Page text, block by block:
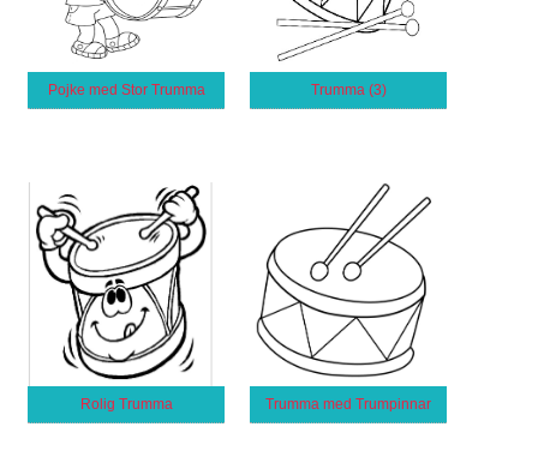
Pojke med Stor Trumma Trumma (3)
Rolig Trumma Trumma med Trumpinnar